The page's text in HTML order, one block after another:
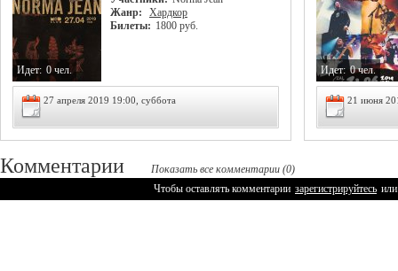
Жанр:
Хардкор
Билеты: 1800 руб.
Идет: 0 чел.
27 апреля 2019 19:00, суббота
Идет: 0 чел.
21 июня
Комментарии
Показать все комментарии (0)
Чтобы оставлять комментарии зарегистрируйтесь или